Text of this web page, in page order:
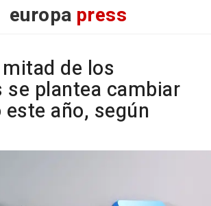
europa press
de los
se plantea cambiar
año, según